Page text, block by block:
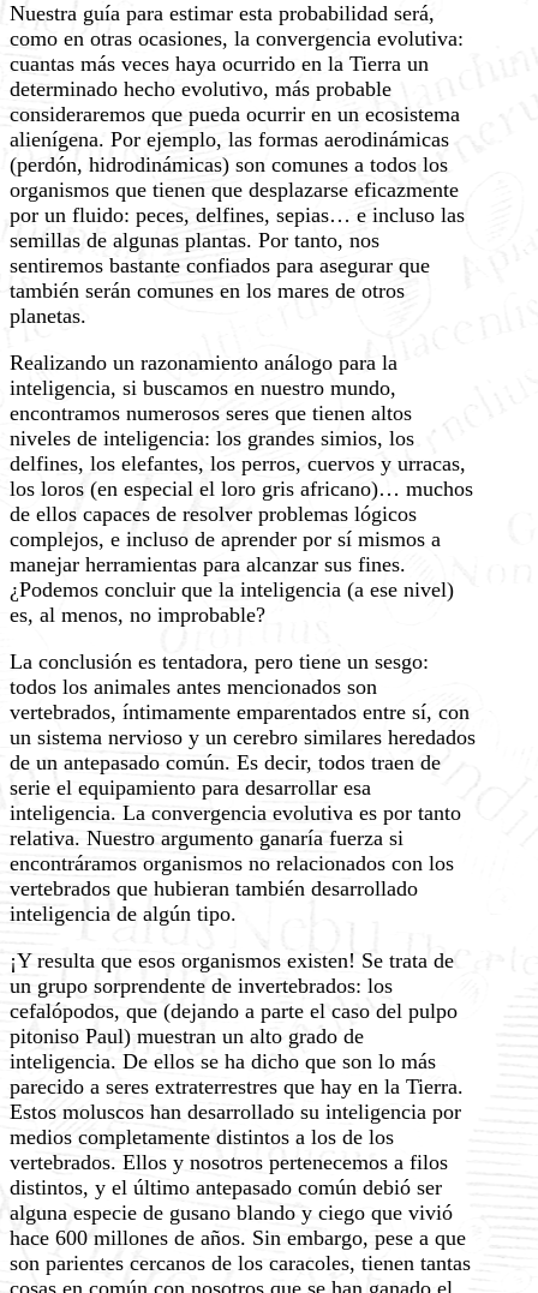
Nuestra guía para estimar esta probabilidad será,
como en otras ocasiones, la convergencia evolutiva:
cuantas más veces haya ocurrido en la Tierra un
determinado hecho evolutivo, más probable
consideraremos que pueda ocurrir en un ecosistema
alienígena. Por ejemplo, las formas aerodinámicas
(perdón, hidrodinámicas) son comunes a todos los
organismos que tienen que desplazarse eficazmente
por un fluido: peces, delfines, sepias… e incluso las
semillas de algunas plantas. Por tanto, nos
sentiremos bastante confiados para asegurar que
también serán comunes en los mares de otros
planetas.
Realizando un razonamiento análogo para la
inteligencia, si buscamos en nuestro mundo,
encontramos numerosos seres que tienen altos
niveles de inteligencia: los grandes simios, los
delfines, los elefantes, los perros, cuervos y urracas,
los loros (en especial el loro gris africano)… muchos
de ellos capaces de resolver problemas lógicos
complejos, e incluso de aprender por sí mismos a
manejar herramientas para alcanzar sus fines.
¿Podemos concluir que la inteligencia (a ese nivel)
es, al menos, no improbable?
La conclusión es tentadora, pero tiene un sesgo:
todos los animales antes mencionados son
vertebrados, íntimamente emparentados entre sí, con
un sistema nervioso y un cerebro similares heredados
de un antepasado común. Es decir, todos traen de
serie el equipamiento para desarrollar esa
inteligencia. La convergencia evolutiva es por tanto
relativa. Nuestro argumento ganaría fuerza si
encontráramos organismos no relacionados con los
vertebrados que hubieran también desarrollado
inteligencia de algún tipo.
¡Y resulta que esos organismos existen! Se trata de
un grupo sorprendente de invertebrados: los
cefalópodos, que (dejando a parte el caso del pulpo
pitoniso Paul) muestran un alto grado de
inteligencia. De ellos se ha dicho que son lo más
parecido a seres extraterrestres que hay en la Tierra.
Estos moluscos han desarrollado su inteligencia por
medios completamente distintos a los de los
vertebrados. Ellos y nosotros pertenecemos a filos
distintos, y el último antepasado común debió ser
alguna especie de gusano blando y ciego que vivió
hace 600 millones de años. Sin embargo, pese a que
son parientes cercanos de los caracoles, tienen tantas
cosas en común con nosotros que se han ganado el